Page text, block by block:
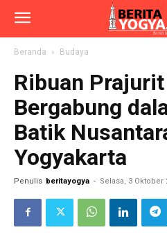
Beranda Budaya
Ribuan
Bergabung
Batik
Yogyakarta
Penulis beritayogya - Selasa, 3 Oktober